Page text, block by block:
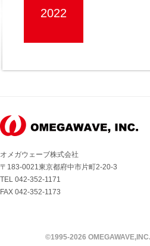
2022
オメガウェーブ株式会社
〒183-0021東京都府中市片町2-20-3
TEL 042-352-1171
FAX 042-352-1173
©1995-2026